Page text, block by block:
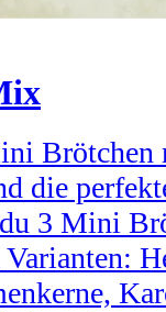
die
3 Mini
Varianten: